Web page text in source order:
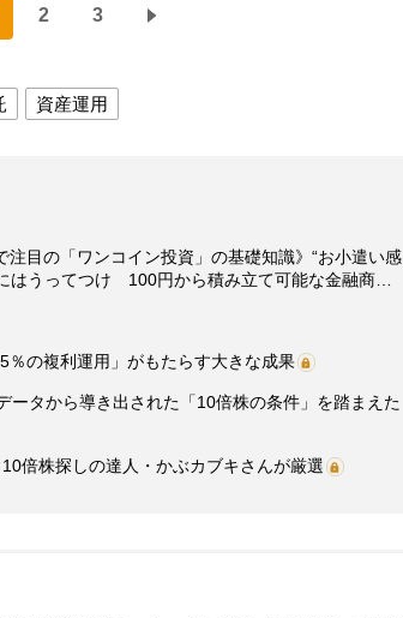
2 3
資産運用
目の「ワンコイン投資」の基礎知識》“お小遣い感
はうってつけ 100円から積み立て可能な金融商…
の複利運用」がもたらす大きな成果
ータから導き出された「10倍株の条件」を踏まえた
倍株探しの達人・かぶカブキさんが厳選